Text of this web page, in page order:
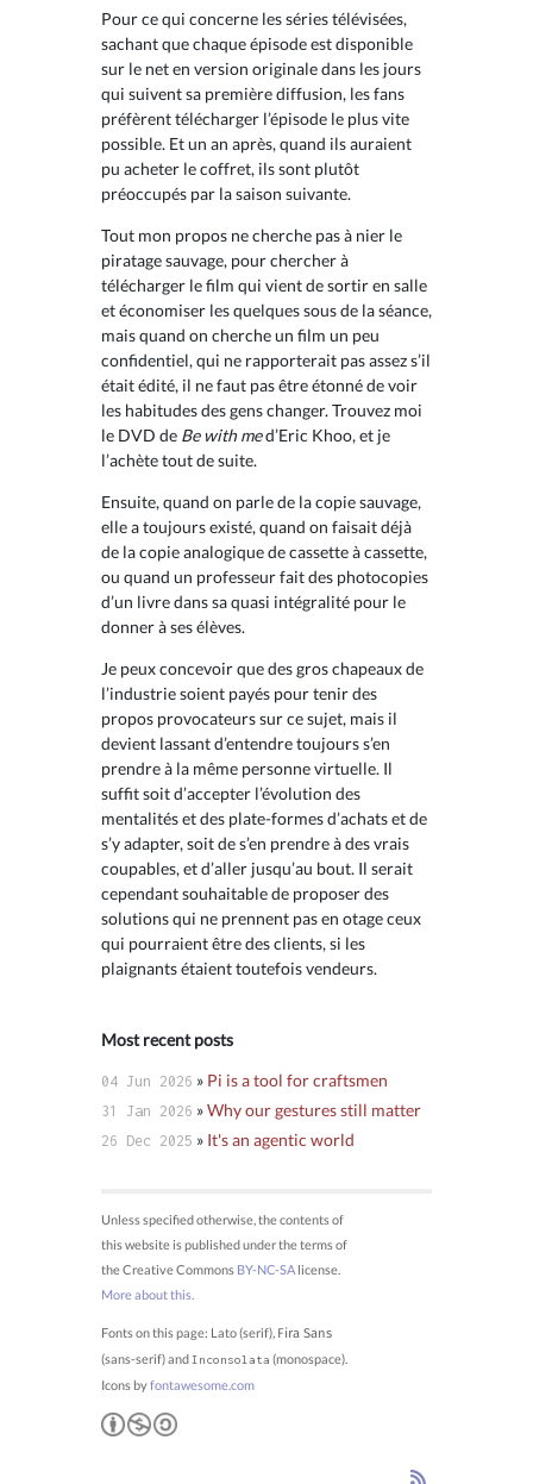
Pour ce qui concerne les séries télévisées,
sachant que chaque épisode est disponible
sur le net en version originale dans les jours
qui suivent sa première diffusion, les fans
préfèrent télécharger l’épisode le plus vite
possible. Et un an après, quand ils auraient
pu acheter le coffret, ils sont plutôt
préoccupés par la saison suivante.
Tout mon propos ne cherche pas à nier le
piratage sauvage, pour chercher à
télécharger le film qui vient de sortir en salle
et économiser les quelques sous de la séance,
mais quand on cherche un film un peu
confidentiel, qui ne rapporterait pas assez s’il
était édité, il ne faut pas être étonné de voir
les habitudes des gens changer. Trouvez moi
le DVD de Be with med’Eric Khoo, et je
l’achète tout de suite.
Ensuite, quand on parle de la copie sauvage,
elle a toujours existé, quand on faisait déjà
de la copie analogique de cassette à cassette,
ou quand un professeur fait des photocopies
d’un livre dans sa quasi intégralité pour le
donner à ses élèves.
Je peux concevoir que des gros chapeaux de
l’industrie soient payés pour tenir des
propos provocateurs sur ce sujet, mais il
devient lassant d’entendre toujours s’en
prendre à la même personne virtuelle. Il
suffit soit d’accepter l’évolution des
mentalités et des plate-formes d’achats et de
s’y adapter, soit de s’en prendre à des vrais
coupables, et d’aller jusqu’au bout. Il serait
cependant souhaitable de proposer des
solutions qui ne prennent pas en otage ceux
qui pourraient être des clients, si les
plaignants étaient toutefois vendeurs.
Most recent posts
04 Jun 2026 » Pi is a tool for craftsmen
31 Jan 2026 »Why our gestures still matter
26 Dec 2025 » It's an agentic world
Unless specified otherwise, the contents of
this website is published under the terms of
the Creative Commons BY-NC-SA license.
More about this.
Fonts on this page: Lato (serif), Fira Sans
(sans-serif) andInconsolata (monospace).
Icons byfontawesome.com